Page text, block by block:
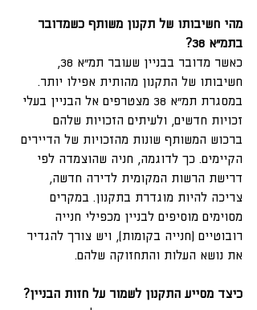
מהי חשיבותו של תקנון משותף כשמדובר
בתמ"א 38?
כאשר מדובר בבניין שעובר תמ"א 38,
חשיבותו של התקנון מהותית אפילו יותר.
במסגרת תמ"א 38 מצטרפים אל הבניין בעלי
זכויות חדשים, ולעיתים הזכויות שלהם
ברכוש המשותף שונות מהזכויות של הדיירים
הקיימים. כך לדוגמה, חניה שהוצמדה לפי
דרישת הרשות המקומית לדירה חדשה,
צריכה להיות מוגדרת בתקנון. במקרים
מסוימים מוסיפים לבניין מכפילי חנייה
רובוטיים (חנייה בקומות), ויש צורך להגדיר
את נושא העלות והתחזוקה שלהם.
כיצד מסייע התקנון לשמור על חזות הבניין?